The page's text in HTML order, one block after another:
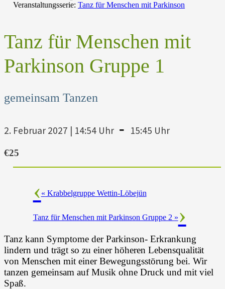
Veranstaltungsserie: Tanz für Menschen mit Parkinson
Tanz für Menschen mit
Parkinson Gruppe 1
gemeinsam Tanzen
2. Februar 2027 | 14:54 Uhr - 15:45 Uhr
€25
« Krabbelgruppe Wettin-Löbejün
Tanz für Menschen mit Parkinson Gruppe 2 »
Tanz kann Symptome der Parkinson- Erkrankung
lindern und trägt so zu einer höheren Lebensqualität
von Menschen mit einer Bewegungsstörung bei. Wir
tanzen gemeinsam auf Musik ohne Druck und mit viel
Spaß.